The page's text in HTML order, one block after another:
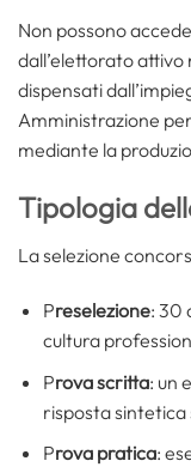
Non possono
dall’elettorato
dispensati
Amministrazione
mediante la
Tipologia
La selezione
Preselezione: 30
cultura
Prova scritta: un
risposta
Prova pratica: